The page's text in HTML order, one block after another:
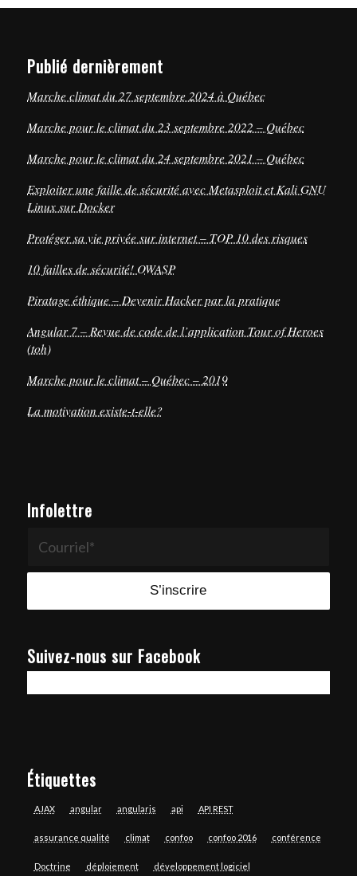
Publié dernièrement
Marche climat du 27 septembre 2024 à Québec
Marche pour le climat du 23 septembre 2022 – Québec
Marche pour le climat du 24 septembre 2021 – Québec
Exploiter une faille de sécurité avec Metasploit et Kali GNU
Linux sur Docker
Protéger sa vie privée sur internet – TOP 10 des risques
10 failles de sécurité! OWASP
Piratage éthique – Devenir Hacker par la pratique
Angular 7 – Revue de code de l’application Tour of Heroes
(toh)
Marche pour le climat – Québec – 2019
La motivation existe-t-elle?
Infolettre
Suivez-nous sur Facebook
Étiquettes
AJAX angular angularjs api API REST
assurance qualité climat confoo confoo 2016 conférence
Doctrine déploiement développement logiciel